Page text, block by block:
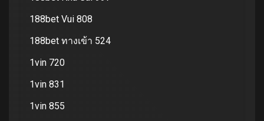
188bet Vui 808
188bet ทางเข้า 524
1vin 720
1vin 831
1vin 855